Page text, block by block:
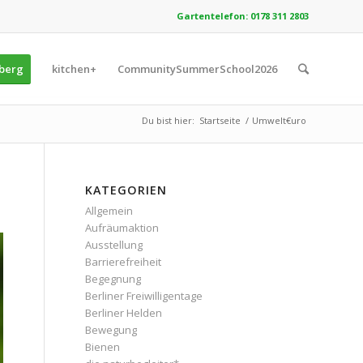
Gartentelefon: 0178 311 2803
kitchen+ CommunitySummerSchool2026
Du bist hier: Startseite / Umwelt€uro
KATEGORIEN
Allgemein
Aufräumaktion
Ausstellung
Barrierefreiheit
Begegnung
Berliner Freiwilligentage
Berliner Helden
Bewegung
Bienen